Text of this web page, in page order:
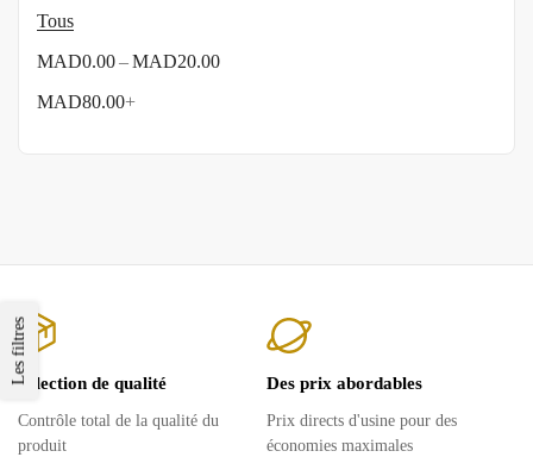
Tous
MAD0.00–MAD20.00
MAD80.00+
Les filtresSélection de qualité
Contrôle total de la qualité du
produit
Des prix abordables
Prix ​​directs d'usine pour des
économies maximales